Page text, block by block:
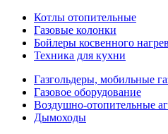
Котлы отопительные
Газовые колонки
Бойлеры косвенного
Техника для кухни
Газгольдеры, мобильные
Газовое оборудование
Воздушно-отопительные
Дымоходы